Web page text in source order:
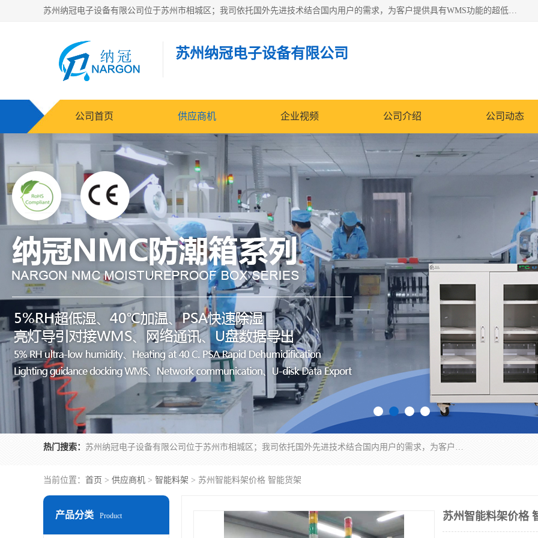
苏州纳冠电子设备有限公司位于苏州市相城区；我司依托国外先进技术结合国内用户的需求，为客户提供具有WMS功能的超低湿快速除湿电子防潮，压缩空气连续干燥柜、智能物料管理氮气储物柜、自制氮氮气柜、防潮氮气组合柜、不锈钢洁净氮气柜、洁净储物柜、石墨舟柜、亮灯导引丝网板存储柜、PCB柔性板气密干燥柜等
苏州纳冠电子设备有限公司
公司首页 供应商机 企业视频 公司介绍 公司动态
热门搜索： 苏州纳冠电子设备有限公司位于苏州市相城区；我司依托国外先进技术结合国内用户的需求，为客户提供具有WMS功能的超低湿快速除湿电子防潮，压缩空气连续干燥柜、智能物料管理氮气储物柜、自制氮氮气柜、防潮氮气组合柜、不锈钢洁净氮气柜、洁净储物柜、石墨舟柜、亮灯导引丝网板存储柜、PCB柔性板气密干燥柜等
当前位置： 首页 > 供应商机 > 智能料架 > 苏州智能料架价格 智能货架
产品分类 Product 苏州智能料架价格